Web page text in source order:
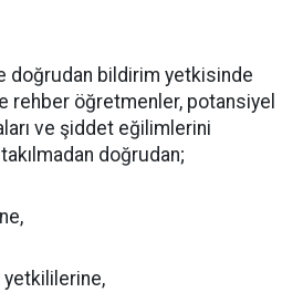
doğrudan bildirim yetkisinde
rehber öğretmenler, potansiyel
ve şiddet eğilimlerini
doğrudan;